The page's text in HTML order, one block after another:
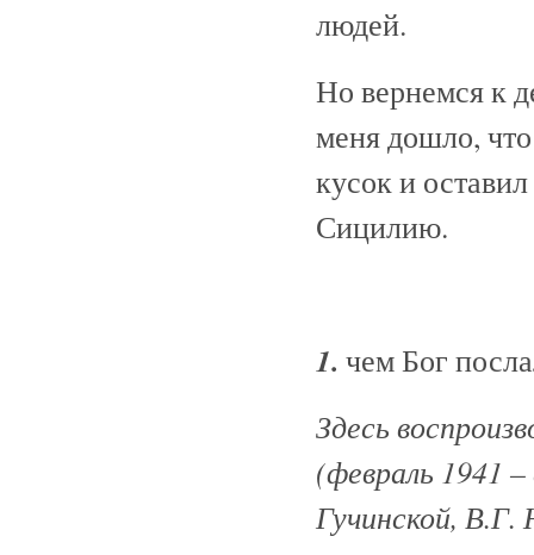
людей.
Но вернемся к
меня дошло,
кусок и
Сицилию.
1. чем Бог
Здесь
(февраль 1941
Гучинской,